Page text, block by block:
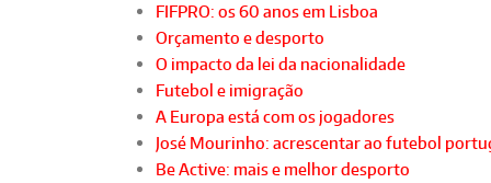
FIFPRO: os 60 anos em Lisboa
Orçamento e desporto
O impacto da lei da nacionalidade
Futebol e imigração
A Europa está com os jogadores
José Mourinho: acrescentar ao futebol
Be Active: mais e melhor desporto